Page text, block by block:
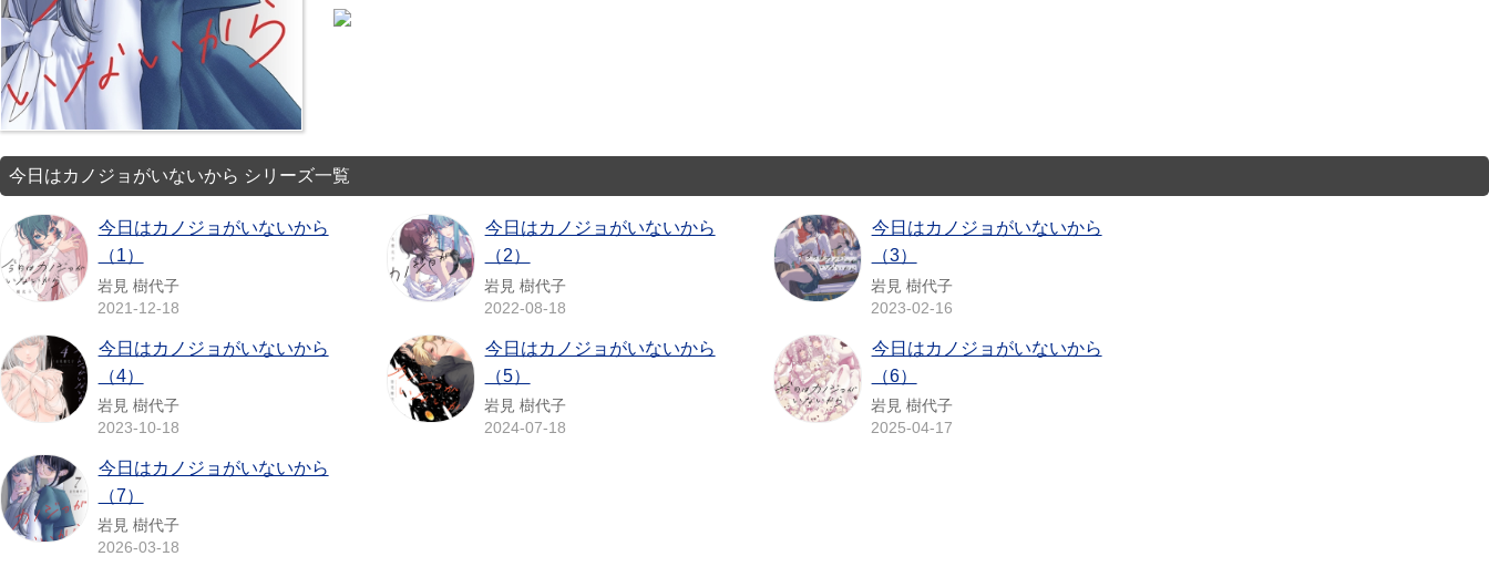
今日はカノジョがいないから シリーズ一覧
今日はカノジョがいないから
（1）
岩見 樹代子
2021-12-18
今日はカノジョがいないから
（2）
岩見 樹代子
2022-08-18
今日はカノジョがいないから
（3）
岩見 樹代子
2023-02-16
今日はカノジョがいないから
（4）
岩見 樹代子
2023-10-18
今日はカノジョがいないから
（5）
岩見 樹代子
2024-07-18
今日はカノジョがいないから
（6）
岩見 樹代子
2025-04-17
今日はカノジョがいないから
（7）
岩見 樹代子
2026-03-18